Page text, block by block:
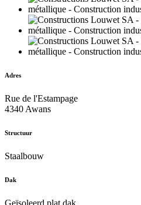
Adres
Rue de l'Estampage
4340 Awans
Structuur
Staalbouw
Dak